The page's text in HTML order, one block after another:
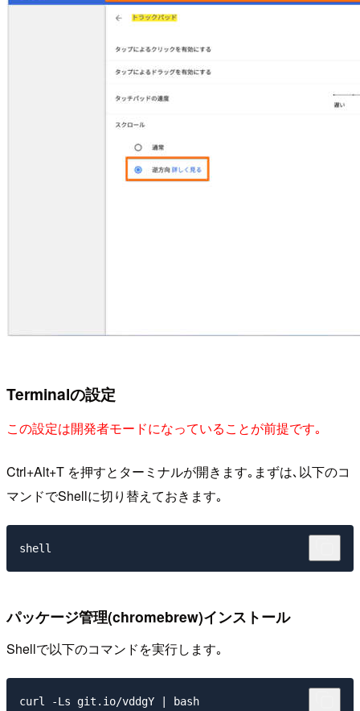
Terminalの設定
この設定は開発者モードになっていることが前提です｡
Ctrl+Alt+T を押すとターミナルが開きます｡まずは､以下のコ
マンドでShellに切り替えておきます｡
shell
パッケージ管理(chromebrew)インストール
Shellで以下のコマンドを実行します｡